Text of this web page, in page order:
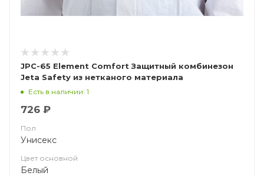
JPC-65 Element Comfort Защитный комбинезон
Jeta Safety из нетканого материала
(полипропилен, ламинированный полиэтиленом
Есть в наличии: 1
726 ₽
Пол
Унисекс
Цвет основной
Белый